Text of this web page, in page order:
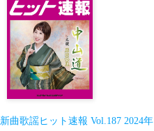
新曲歌謡ヒット速報 Vol.187 2024年